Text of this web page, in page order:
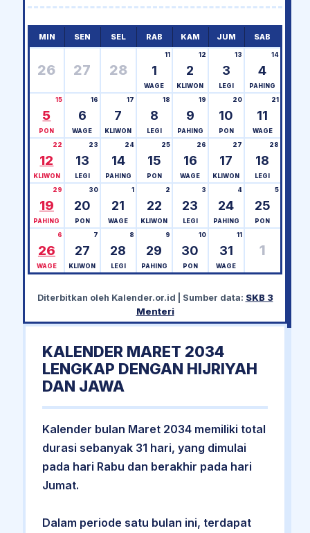
MIN SEN SEL RAB KAM JUM SAB
26 27 28 1
11
WAGE
2
12
KLIWON
3
13
LEGI
4
14
PAHING
5
15
PON
6
16
WAGE
7
17
KLIWON
8
18
LEGI
9
19
PAHING
10
20
PON
11
21
WAGE
12
22
KLIWON
13
23
LEGI
14
24
PAHING
15
25
PON
16
26
WAGE
17
27
KLIWON
18
28
LEGI
19
29
PAHING
20
30
PON
21
1
WAGE
22
2
KLIWON
23
3
LEGI
24
4
PAHING
25
5
PON
26
6
WAGE
27
7
KLIWON
28
8
LEGI
29
9
PAHING
30
10
PON
31
11
WAGE
1
Diterbitkan oleh Kalender.or.id | Sumber data: SKB 3
Menteri
KALENDER MARET 2034
LENGKAP DENGAN HIJRIYAH
DAN JAWA
Kalender bulan Maret 2034 memiliki total
durasi sebanyak 31 hari, yang dimulai
pada hari Rabu dan berakhir pada hari
Jumat.
Dalam periode satu bulan ini, terdapat